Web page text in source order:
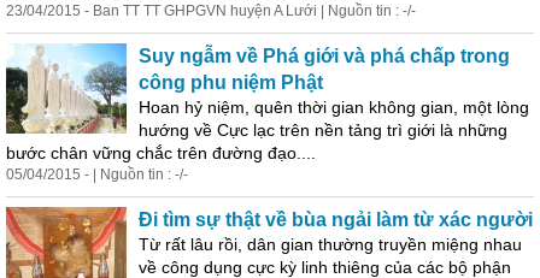
23/04/2015 - Ban TT TT GHPGVN huyện A Lưới | Nguồn tin : -/-
Suy ngẫm về Phá giới và phá chấp trong
công phu niệm Phật
Hoan hỷ niệm, quên thời gian không gian, một lòng
hướng về Cực lạc trên nền tảng trì giới là những
bước chân vững chắc trên đường đạo....
05/04/2015 - | Nguồn tin : -/-
Đi tìm sự thật về bùa ngải làm từ xác người
Từ rất lâu rồi, dân gian thường truyền miệng nhau
về công dụng cực kỳ linh thiêng của các bộ phận